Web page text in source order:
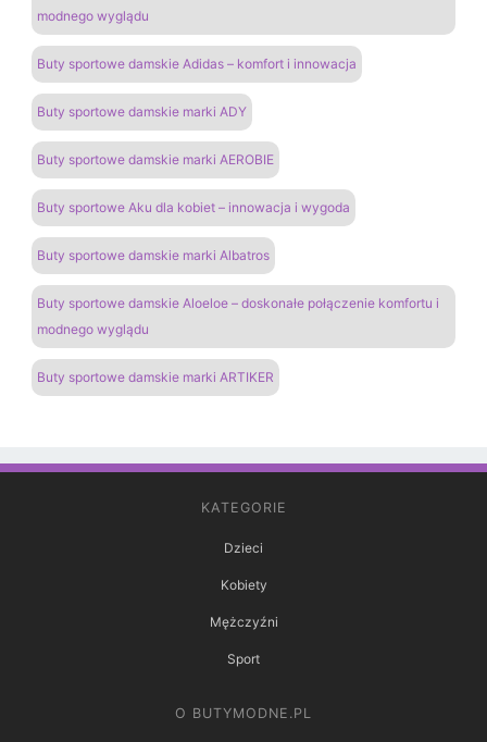
modnego wyglądu
Buty sportowe damskie Adidas – komfort i innowacja
Buty sportowe damskie marki ADY
Buty sportowe damskie marki AEROBIE
Buty sportowe Aku dla kobiet – innowacja i wygoda
Buty sportowe damskie marki Albatros
Buty sportowe damskie Aloeloe – doskonałe połączenie komfortu i
modnego wyglądu
Buty sportowe damskie marki ARTIKER
KATEGORIE
Dzieci
Kobiety
Mężczyźni
Sport
O BUTYMODNE.PL